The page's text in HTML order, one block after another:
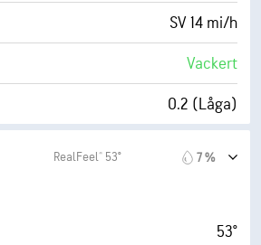
Index™ 1 (Mörkt)
98 %
7 eng. mil
SV 14 mi/h
Vackert
0.2 (Låga)
50° F
RealFeel® 53° 7 %
53°